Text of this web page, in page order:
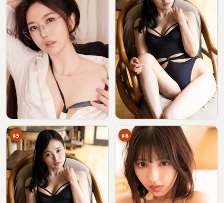
#5
绝
伏
95
万
#6
城
市
车
95
万